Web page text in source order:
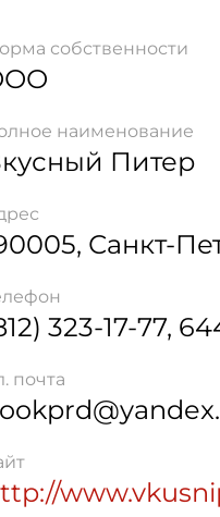
собственности
наименование
Питер
, Санкт-
323-17-77,
почта